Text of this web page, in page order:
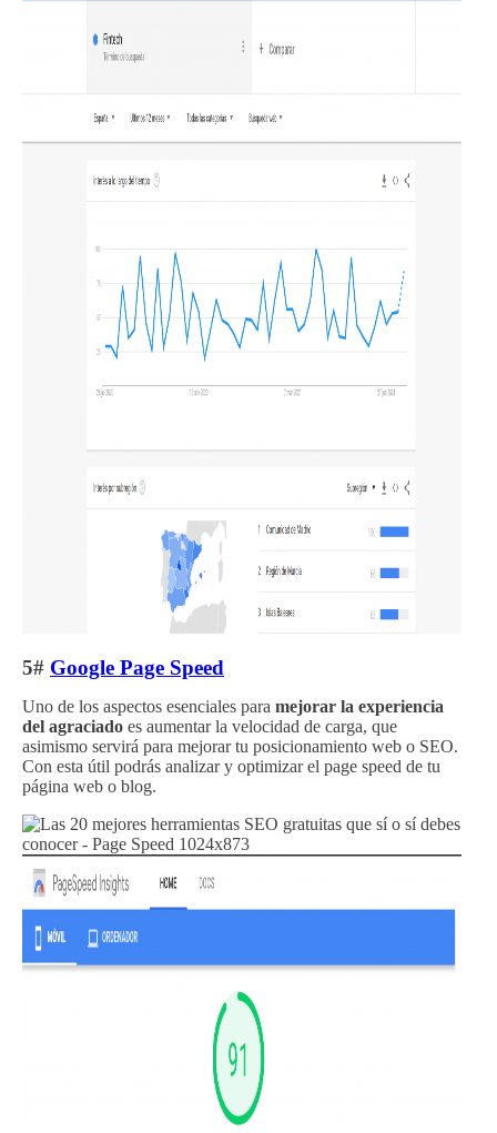
5# Google Page Speed
Uno de los aspectos esenciales para mejorar la experiencia
del agraciado es aumentar la velocidad de carga, que
asimismo servirá para mejorar tu posicionamiento web o SEO.
Con esta útil podrás analizar y optimizar el page speed de tu
página web o blog.